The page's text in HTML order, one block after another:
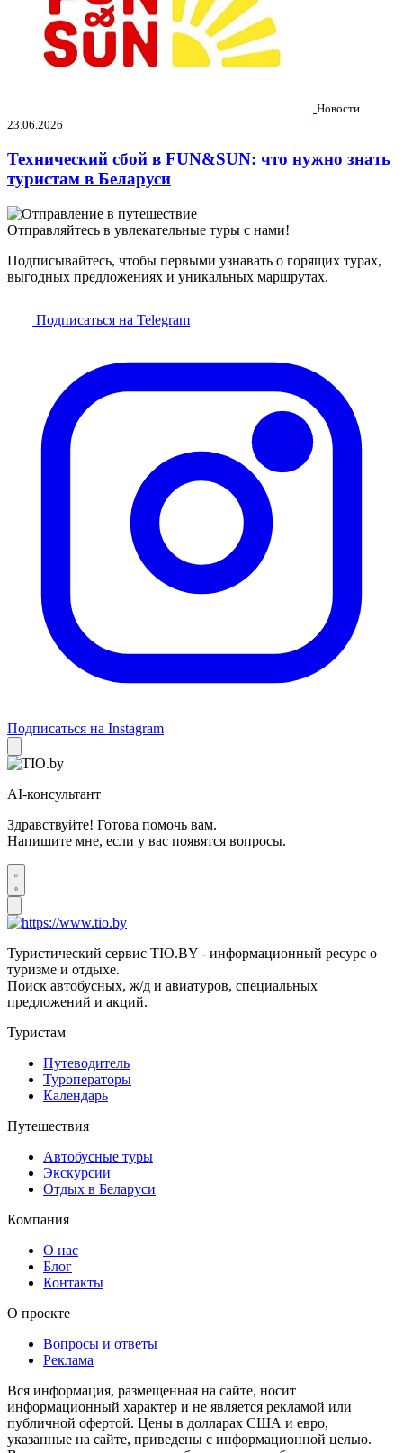
Новости
23.06.2026
Технический сбой в FUN&SUN: что нужно знать
туристам в Беларуси
Отправляйтесь в увлекательные туры с нами!
Подписывайтесь, чтобы первыми узнавать о горящих турах,
выгодных предложениях и уникальных маршрутах.
Подписаться на Telegram
Подписаться на Instagram
AI-консультант
Здравствуйте! Готова помочь вам.
Напишите мне, если у вас появятся вопросы.
Туристический сервис TIO.BY - информационный ресурс о
туризме и отдыхе.
Поиск автобусных, ж/д и авиатуров, специальных
предложений и акций.
Туристам
Путеводитель
Туроператоры
Календарь
Путешествия
Автобусные туры
Экскурсии
Отдых в Беларуси
Компания
О нас
Блог
Контакты
О проекте
Вопросы и ответы
Реклама
Вся информация, размещенная на сайте, носит
информационный характер и не является рекламой или
публичной офертой. Цены в долларах США и евро,
указанные на сайте, приведены с информационной целью.